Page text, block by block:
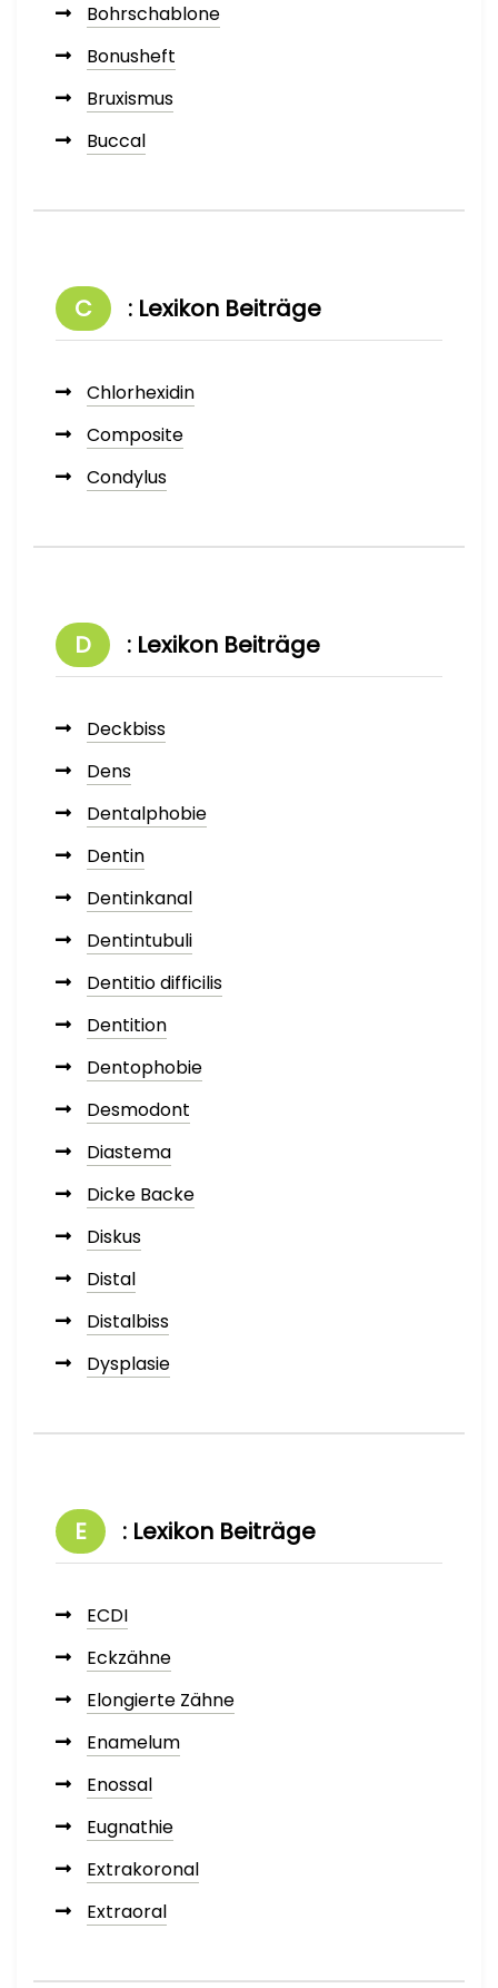
Bohrschablone
Bonusheft
Bruxismus
Buccal
C : Lexikon Beiträge
Chlorhexidin
Composite
Condylus
D : Lexikon Beiträge
Deckbiss
Dens
Dentalphobie
Dentin
Dentinkanal
Dentintubuli
Dentitio difficilis
Dentition
Dentophobie
Desmodont
Diastema
Dicke Backe
Diskus
Distal
Distalbiss
Dysplasie
E : Lexikon Beiträge
ECDI
Eckzähne
Elongierte Zähne
Enamelum
Enossal
Eugnathie
Extrakoronal
Extraoral